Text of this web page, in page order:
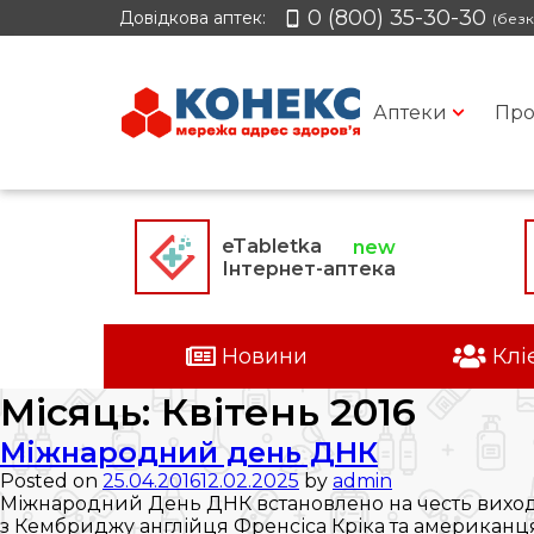
Довідкова аптек: 0 (800) 35-30-30
Аптеки
eTabletka
Інтернет-аптека
Новини
Місяць: Квітень 2016
Міжнародний день ДНК
Posted on 25.04.201612.02.2025 by admin
Міжнародний День ДНК встановлено на честь
з Кембриджу англійця Френсіса Кріка та